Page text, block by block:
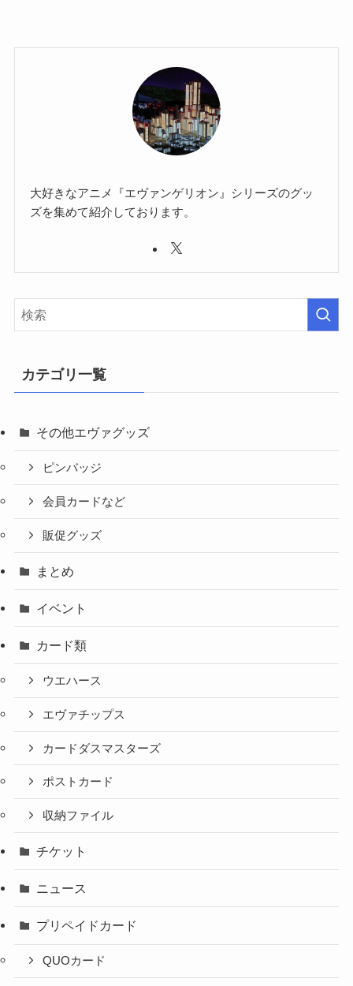
大好きなアニメ『エヴァンゲリオン』シリーズのグッ
ズを集めて紹介しております。
カテゴリ一覧
その他エヴァグッズ
ピンバッジ
会員カードなど
販促グッズ
まとめ
イベント
カード類
ウエハース
エヴァチップス
カードダスマスターズ
ポストカード
収納ファイル
チケット
ニュース
プリペイドカード
QUOカード